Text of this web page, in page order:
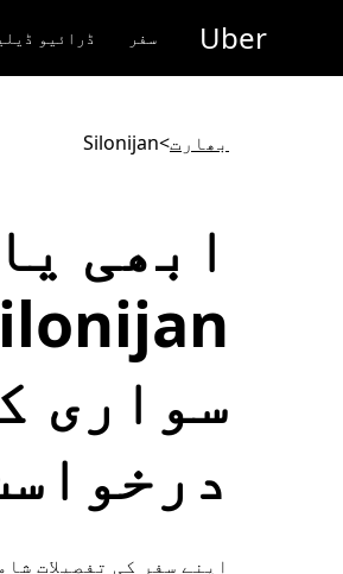
جائیں
Uber سفر ڈرائیو
بھارت>
Silonijan
ابھی
سواری
اپنے سفر کی تفصیلات